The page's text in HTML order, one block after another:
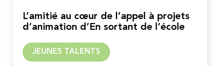
L’amitié au cœur de l’appel à projets
d’animation d’En sortant de l’école
JEUNES TALENTS